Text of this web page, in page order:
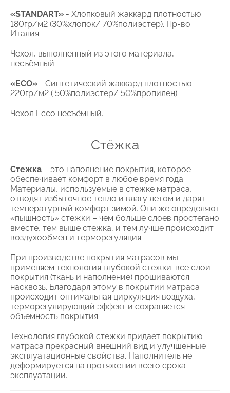
«STANDART» - Хлопковый жаккард плотностью
180гр/м2 (30%хлопок/ 70%полиэстер). Пр-во
Италия.
Чехол, выполненный из этого материала,
несъёмный.
«ECO» - Синтетический жаккард плотностью
220гр/м2 ( 50%полиэстер/ 50%пропилен).
Чехол Ecco несъёмный.
Стёжка
Стежка – это наполнение покрытия, которое
обеспечивает комфорт в любое время года.
Материалы, используемые в стежке матраса,
отводят избыточное тепло и влагу летом и дарят
температурный комфорт зимой. Они же определяют
«пышность» стежки – чем больше слоев простегано
вместе, тем выше стежка, и тем лучше происходит
воздухообмен и терморегуляция.
При производстве покрытия матрасов мы
применяем технология глубокой стежки: все слои
покрытия (ткань и наполнение) прошиваются
насквозь. Благодаря этому в покрытии матраса
происходит оптимальная циркуляция воздуха,
терморегулирующий эффект и сохраняется
объемность покрытия.
Технология глубокой стежки придает покрытию
матраса прекрасный внешний вид и улучшенные
эксплуатационные свойства. Наполнитель не
деформируется на протяжении всего срока
эксплуатации.